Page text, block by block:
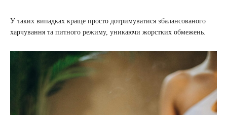
У таких випадках краще просто дотримуватися збалансованого
харчування та питного режиму, уникаючи жорстких обмежень.